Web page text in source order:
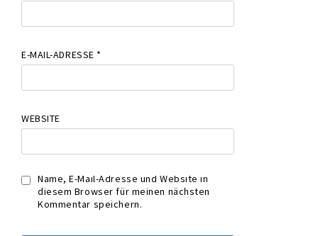
E-MAIL-ADRESSE *
WEBSITE
Name, E-Mail-Adresse und Website in
diesem Browser für meinen nächsten
Kommentar speichern.